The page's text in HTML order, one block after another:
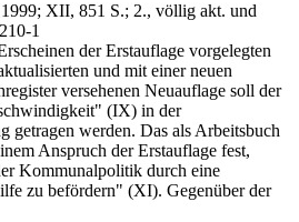
1999; XII, 851 S.; 2., völlig akt. und
1
der Erstauflage vorgelegten
und mit einer neuen
versehenen Neuauflage soll der
(IX) in der
getragen werden. Das als Arbeitsbuch
Anspruch der Erstauflage fest,
Kommunalpolitik durch eine
zu befördern" (XI). Gegenüber der